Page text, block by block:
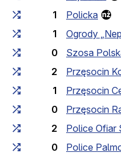
1
Policka
1
Ogrody
0
Szosa
2
Przęsocin
1
Przęsocin
0
Przęsocin
2
Police Ofiar
0
Police